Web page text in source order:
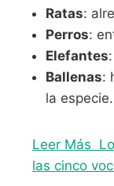
Ratas:
Perros:
Elefantes
Ballenas:
la especie.
Leer Más
las cinco